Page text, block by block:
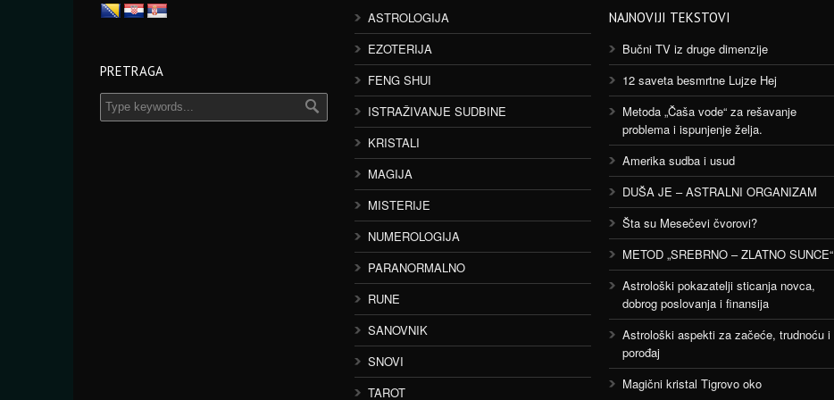
PRETRAGA
ASTROLOGIJA
EZOTERIJA
FENG SHUI
ISTRAŽIVANJE SUDBINE
KRISTALI
MAGIJA
MISTERIJE
NUMEROLOGIJA
PARANORMALNO
RUNE
SANOVNIK
SNOVI
TAROT
NAJNOVIJI TEKSTOVI
Bučni TV iz druge dimenzije
12 saveta besmrtne Lujze Hej
Metoda „Čaša vode“ za rešavanje
problema i ispunjenje želja.
Amerika sudba i usud
DUŠA JE – ASTRALNI ORGANIZAM
Šta su Mesečevi čvorovi?
METOD „SREBRNO – ZLATNO SUNCE“
Astrološki pokazatelji sticanja novca,
dobrog poslovanja i finansija
Astrološki aspekti za začeće, trudnoću i
porođaj
Magični kristal Tigrovo oko